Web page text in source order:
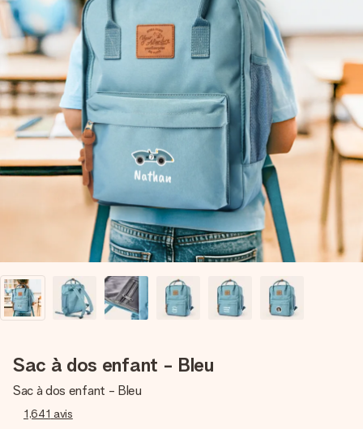
Nos cadeaux sont appréciés. Les clients nous attribuent
une note de 4,8 sur Google Reviews (total de tous les
pays où nous sommes présents).
Carte de vœux gratuite
Créez quelque chose d’unique en quelques étapes – avec
son prénom, votre photo ou un message qui touche le cœur.
Sans complications, juste tout l’amour pour le moment idéal.
Sac à dos enfant - Bleu
Sac à dos enfant - Bleu
1,641 avis